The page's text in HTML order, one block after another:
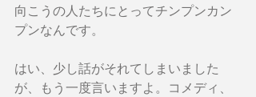
向こうの人たちにとってチンプンカン
プンなんです。
はい、少し話がそれてしまいました
が、もう一度言いますよ。コメディ、